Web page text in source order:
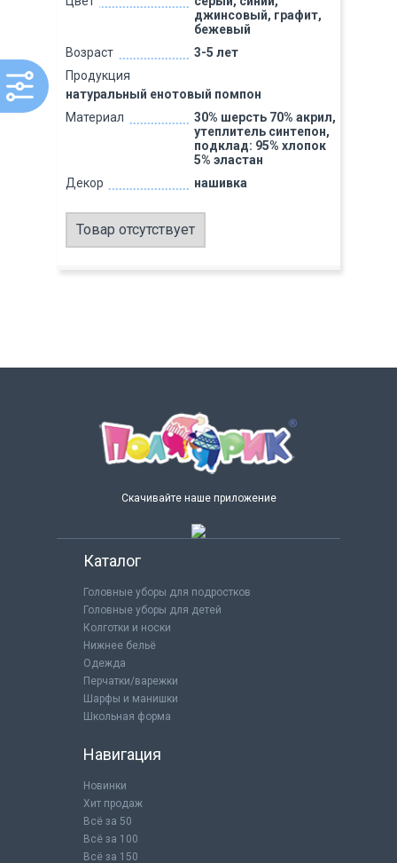
джинсовый, графит,
бежевый
Возраст
3-5 лет
Продукция
натуральный енотовый помпон
Материал
30% шерсть 70% акрил,
утеплитель синтепон,
подклад: 95% хлопок
5% эластан
Декор
нашивка
Товар отсутствует
Скачивайте наше приложение
Каталог
Головные уборы для подростков
Головные уборы для детей
Колготки и носки
Нижнее бельё
Одежда
Перчатки/варежки
Шарфы и манишки
Школьная форма
Навигация
Новинки
Хит продаж
Всё за 50
Всё за 100
Всё за 150